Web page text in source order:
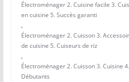
Électroménager 2. Cuisine facile 3.
en cuisine 5. Succès garanti
,
Électroménager 2. Cuisson 3.
de cuisine 5. Cuiseurs de riz
,
Électroménager 2. Cuisson 3. Cuisine
Débutants